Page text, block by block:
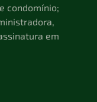
condomínio;
em